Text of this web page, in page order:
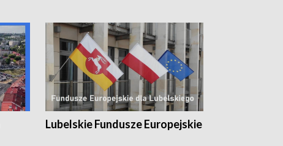
Lubelskie Fundusze Europejskie